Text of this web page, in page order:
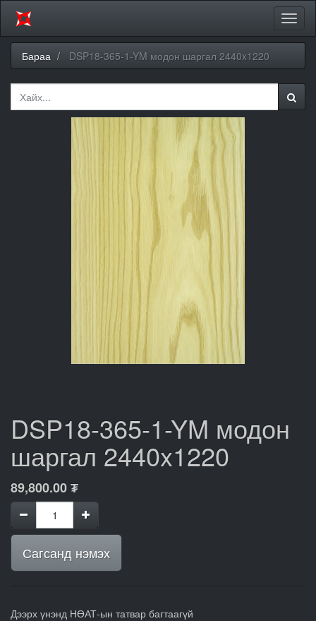
Бараа
DSP18-365-1-YM модон шаргал 2440x1220
DSP18-365-1-YM модон
шаргал 2440x1220
89,800.00₮
Сагсанд нэмэх
Дээрх үнэнд НӨАТ-ын татвар багтаагүй